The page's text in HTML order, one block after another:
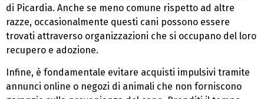
di Picardia. Anche se meno comune rispetto ad altre
razze, occasionalmente questi cani possono essere
trovati attraverso organizzazioni che si occupano del loro
recupero e adozione.
Infine, è fondamentale evitare acquisti impulsivi tramite
annunci online o negozi di animali che non forniscono